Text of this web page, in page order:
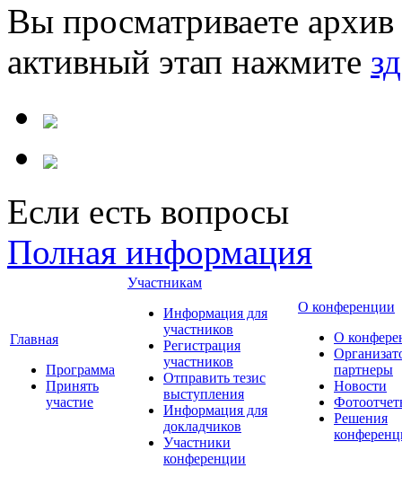
Вы просматриваете
активный этап нажмите
Если есть вопросы
Полная информация
Главная
Программа
Принять
участие
Участникам
Информация для
участников
Регистрация
участников
Отправить тезис
выступления
Информация для
докладчиков
Участники
конференции
О конференции
О
партнеры
Новости
Решения